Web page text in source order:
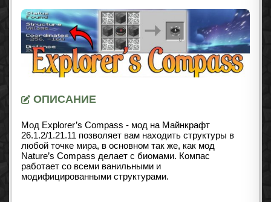
ОПИСАНИЕ
Мод Explorer’s Compass - мод на Майнкрафт
26.1.2/1.21.11 позволяет вам находить структуры в
любой точке мира, в основном так же, как мод
Nature’s Compass делает с биомами. Компас
работает со всеми ванильными и
модифицированными структурами.